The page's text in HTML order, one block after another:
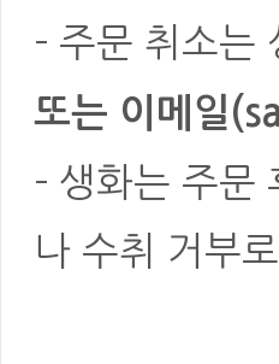
- 주문 취소는
또는 이메일
- 생화는 주문
나 수취 거부